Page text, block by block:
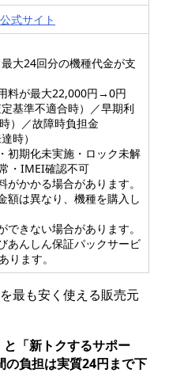
公式サイト
大24回分の機種代金が支
料が最大22,000円→0円
基準不適合時）／早期利
）／故障時負担金
時）
初期化未実施・ロック未解
・IMEI確認不可
かかる場合があります。
は異なり、機種を購入し
きない場合があります。
あんしん保証パックサービ
ります。
最も安く使える販売元
「新トクするサポー
の負担は実質24円まで下